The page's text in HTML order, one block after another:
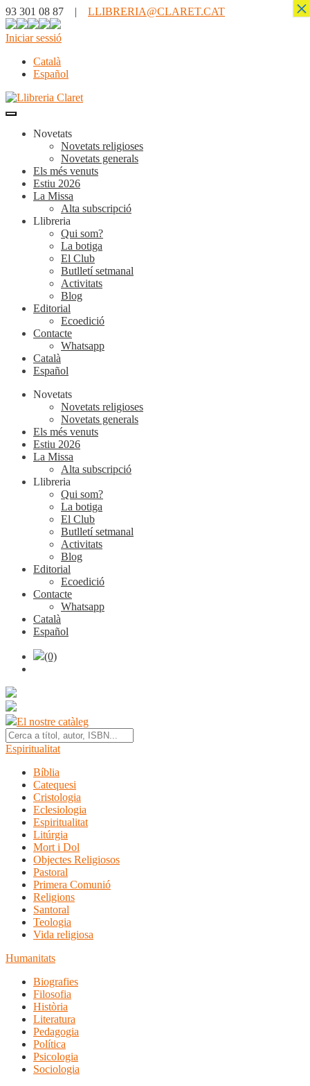
93 301 08 87 | LLIBRERIA@CLARET.CAT
Iniciar sessió
Català
Español
Novetats
Novetats religioses
Novetats generals
Els més venuts
Estiu 2026
La Missa
Alta subscripció
Llibreria
Qui som?
La botiga
El Club
Butlletí setmanal
Activitats
Blog
Editorial
Ecoedició
Contacte
Whatsapp
Català
Español
Novetats
Novetats religioses
Novetats generals
Els més venuts
Estiu 2026
La Missa
Alta subscripció
Llibreria
Qui som?
La botiga
El Club
Butlletí setmanal
Activitats
Blog
Editorial
Ecoedició
Contacte
Whatsapp
Català
Español
(0)
El nostre catàleg
Espiritualitat
Bíblia
Catequesi
Cristologia
Eclesiologia
Espiritualitat
Litúrgia
Mort i Dol
Objectes Religiosos
Pastoral
Primera Comunió
Religions
Santoral
Teologia
Vida religiosa
Humanitats
Biografies
Filosofia
Història
Literatura
Pedagogia
Política
Psicologia
Sociologia
×